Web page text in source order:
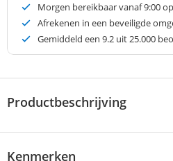
Morgen bereikbaar vanaf 9:00
Afrekenen in een beveiligde
Gemiddeld een 9.2 uit 25.000
Productbeschrijving
Kenmerken